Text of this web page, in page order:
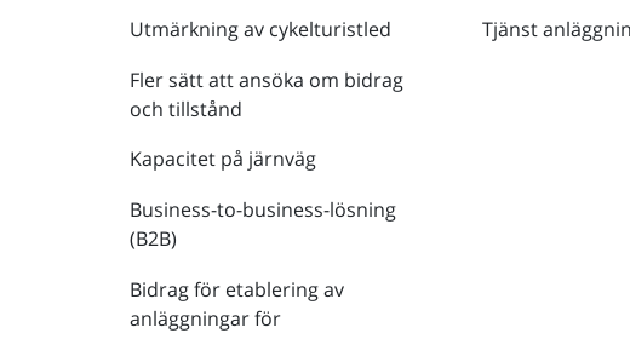
Utmärkning av cykelturistled
Fler sätt att ansöka om bidrag
och tillstånd
Kapacitet på järnväg
Business-to-business-lösning
(B2B)
Bidrag för etablering av
anläggningar för
Tjänst